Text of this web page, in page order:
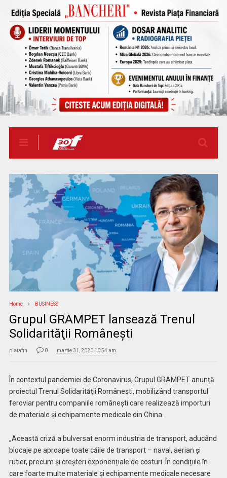
Home BUSINESS
Grupul GRAMPET lansează Trenul
Solidarităţii Româneşti
piatafin 0 martie 31, 2020 10:54 am
În contextul pandemiei de Coronavirus, Grupul GRAMPET anunță
proiectul Trenul Solidarității Românești, mobilizând transportul
feroviar pentru companiile românești care realizează importuri
de materiale și echipamente medicale din China.
„Această criză a bulversat enorm industria de transport, aducând
blocaje pe aproape toate căile de transport – naval, aerian și
rutier, precum și creșteri exponențiale de costuri. În condițiile în
care foarte multe materiale și echipamente medicale necesare